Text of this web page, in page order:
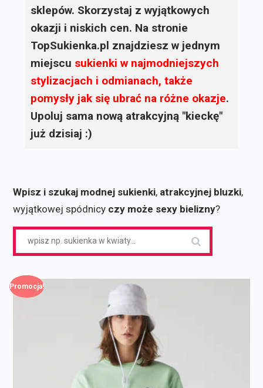
sklepów. Skorzystaj z wyjątkowych
okazji i niskich cen. Na stronie
TopSukienka.pl znajdziesz w jednym
miejscu sukienki w najmodniejszych
stylizacjach i odmianach, także
pomysły jak się ubrać na różne okazje.
Upoluj sama nową atrakcyjną "kieckę"
już dzisiaj :)
Wpisz i szukaj modnej sukienki, atrakcyjnej bluzki,
wyjątkowej spódnicy czy może sexy bielizny?
Promocja!